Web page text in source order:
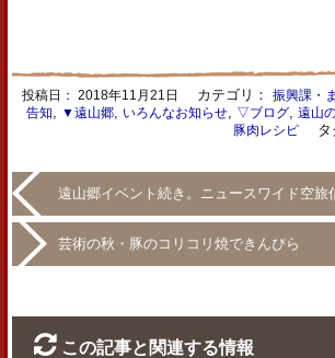
投稿日： 2018年11月21日 カテゴリ： 振興課・
告知
▼遠山郷, いろんなお知らせ, ▽ブログ, 遠山
豚肉レシピタ
遠山郷イベント続き。ニュースワイド空旅
芸術の秋・豚のコリコリ焼できんぴら
この記事と関連する情報